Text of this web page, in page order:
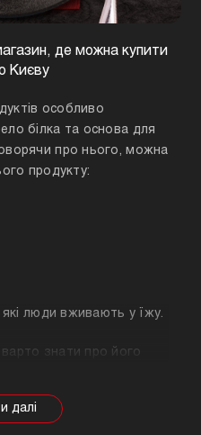
де можна купити
Києву
особливо
білка та основа для
про нього, можна
продукту:
які люди вживають у їжу.
знати про його
продукту
як рекомендації